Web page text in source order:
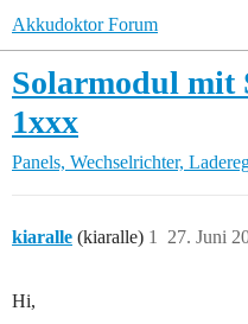
Akkudoktor Forum
Solarmodul mit
1xxx
Panels, Wechselrichter,
kiaralle (kiaralle) 27. Juni
1
Hi,